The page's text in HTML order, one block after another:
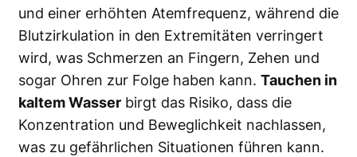
und einer erhöhten Atemfrequenz, während die
Blutzirkulation in den Extremitäten verringert
wird, was Schmerzen an Fingern, Zehen und
sogar Ohren zur Folge haben kann. Tauchen in
kaltem Wasser birgt das Risiko, dass die
Konzentration und Beweglichkeit nachlassen,
was zu gefährlichen Situationen führen kann.